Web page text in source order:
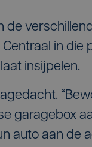
de
in
insijpelen.
garagebox
auto aan de